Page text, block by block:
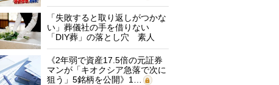
「失敗すると取り返しがつかな
い」葬儀社の手を借りない
「DIY葬」の落とし穴 素人
に…
《2年弱で資産17.5倍の元証券
マンが「キオクシア急落で次に
狙う」5銘柄を公開》1…